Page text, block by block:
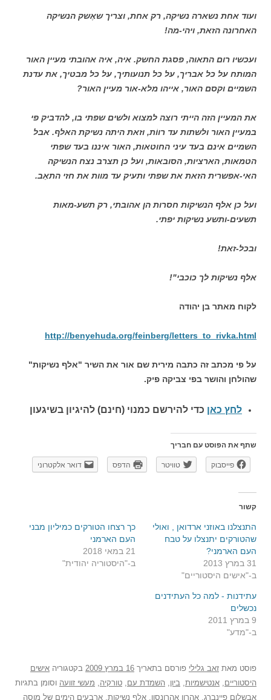
ועוד אחת נשארה נשיקה, רק אחת, וצריך שאֶשק הנשיקה
האחרונה הזאת, ויהי-מה!
ועכשיו רום התאוה, פסגת החשק. איה, איה אהובתי מעיין האור
המותח על כל אבריך, על כל תנועותיך, על כל מבטיך, את עדנת
השמיים וקסם האור, אייהו מלא-אור מעיין האור?
את המעיין הזה הייתי רוצה למצוא ולשים שפתי בו, להדביק פי
במעיין האור ולשתות עד רווֹת, וזאת היתה נשיקת האלף. אבל
השמיים אינם בעד עיני החוטאות, האור איננו בעד שפתי
הטמאות, הארציות, הסובאות, ועל כן תצרב נצח הנשיקה
האי-אפשרית הזאת את שפתי ותעיק עד מוות את חזי התאֵב.
ועל כן אלף הנשיקות חסרות הן אהובתי, רק תשע-מאות
תשעים-ותשע נשיקות יפתי.
ובכל-זאת!
אלף נשיקות לך כוכבי"!
לקוח מאתר בן יהודה
http://benyehuda.org/feinberg/letters_to_rivka.html
על פי מכתב זה כתבה מירית שם אור את השיר "אלף נשיקות"
שהולחן והושר בפי צביקה פיק.
לחץ כאן כדי להירשם כמנוי (חינם) להיגיון בשיגעון
שתף את הפוסט עם חבריך
פייסבוק טוויטר הדפס דואר אלקטרוני
קשור
התנצלנו באוזני ארדואן , ואולי
שהטורקים יתנצלו על טבח
העם הארמני?
31 במרץ 2013
ב-"אישים היסטוריים"
כך רצחו הטורקים כמיליון מבני
העם הארמני
21 במאי 2018
ב-"היסטוריה יהודית"
עתידנות - למה כל העתידנים
נכשלים
9 במרץ 2011
ב-"מדע"
פוסט מאת זאב גלילי פורסם בתאריך 16 במרץ 2009 בקטגוריה אישים
היסטוריים אנטישמיות ביון השמדת עם טורקיה מעשי זוועה וסומן בתגיות
אבשלום פיינברג אהרון אהרונסון אלף נשיקות ארבעים הימים של מוסה